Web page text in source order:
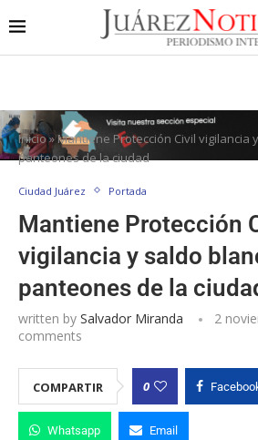
Inicio»Mantiene Protección Civil vigilancia
panteones de la ciudad
Ciudad Juárez Portada
Mantiene Protección
vigilancia y saldo
panteones de la
written by Salvador Miranda 2
comments
COMPARTIR 0
Whatsapp Email